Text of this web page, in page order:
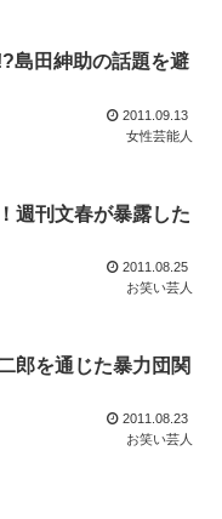
島田紳助の話題を避
2011.09.13
女性芸能人
週刊文春が暴露した
2011.08.25
お笑い芸人
郎を通じた暴力団関
2011.08.23
お笑い芸人